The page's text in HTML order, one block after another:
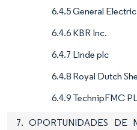
6.4.5 General Electric
6.4.6 KBR Inc.
6.4.7 Linde plc
6.4.8 Royal Dutch
6.4.9 TechnipFMC
7. OPORTUNIDADES DE